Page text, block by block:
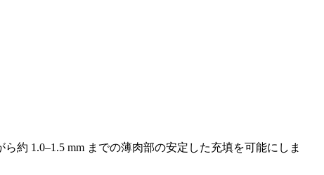
約 1.0–1.5 mm までの薄肉部の安定した充填を可能にしま